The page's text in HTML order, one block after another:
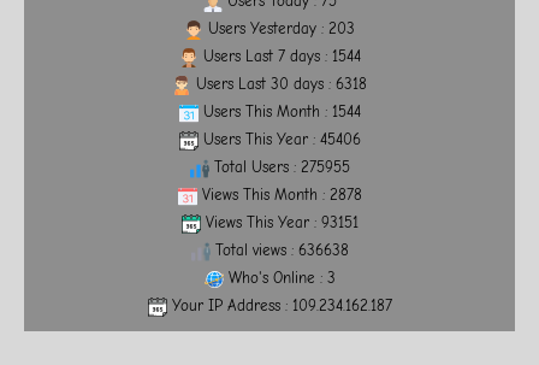
Users Yesterday : 203
Users Last 7 days : 1544
Users Last 30 days : 6318
Users This Month : 1544
Users This Year : 45406
Total Users : 275955
Views This Month : 2878
Views This Year : 93151
Total views : 636638
Who's Online : 3
Your IP Address : 109.234.162.187